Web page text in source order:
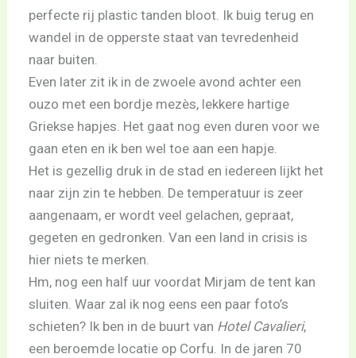
perfecte rij plastic tanden bloot. Ik buig terug en
wandel in de opperste staat van tevredenheid
naar buiten.
Even later zit ik in de zwoele avond achter een
ouzo met een bordje mezès, lekkere hartige
Griekse hapjes. Het gaat nog even duren voor we
gaan eten en ik ben wel toe aan een hapje.
Het is gezellig druk in de stad en iedereen lijkt het
naar zijn zin te hebben. De temperatuur is zeer
aangenaam, er wordt veel gelachen, gepraat,
gegeten en gedronken. Van een land in crisis is
hier niets te merken.
Hm, nog een half uur voordat Mirjam de tent kan
sluiten. Waar zal ik nog eens een paar foto’s
schieten? Ik ben in de buurt van Hotel Cavalieri,
een beroemde locatie op Corfu. In de jaren 70